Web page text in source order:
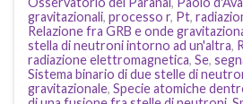
gravitazionali, processo r, Pt,
Relazione fra GRB e onde
stella di neutroni intorno ad un'altra,
radiazione elettromagnetica, Se,
Sistema binario di due stelle di
gravitazionale, Specie atomiche